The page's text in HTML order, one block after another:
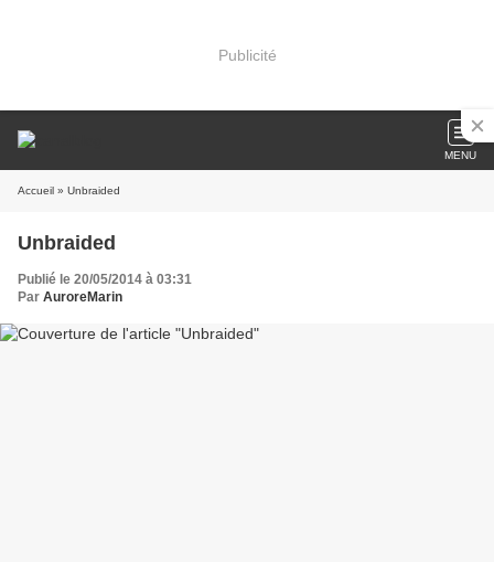
Publicité
MENU
Accueil » Unbraided
Unbraided
Publié le 20/05/2014 à 03:31
Par AuroreMarin